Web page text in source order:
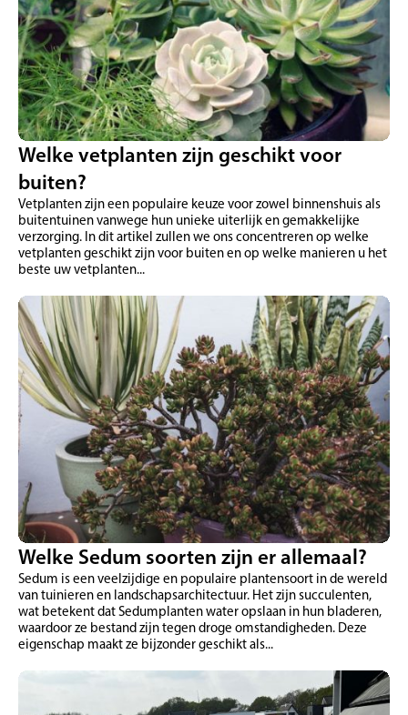
Welke vetplanten zijn geschikt voor
buiten?
Vetplanten zijn een populaire keuze voor zowel binnenshuis als
buitentuinen vanwege hun unieke uiterlijk en gemakkelijke
verzorging. In dit artikel zullen we ons concentreren op welke
vetplanten geschikt zijn voor buiten en op welke manieren u het
beste uw vetplanten...
Welke Sedum soorten zijn er allemaal?
Sedum is een veelzijdige en populaire plantensoort in de wereld
van tuinieren en landschapsarchitectuur. Het zijn succulenten,
wat betekent dat Sedumplanten water opslaan in hun bladeren,
waardoor ze bestand zijn tegen droge omstandigheden. Deze
eigenschap maakt ze bijzonder geschikt als...